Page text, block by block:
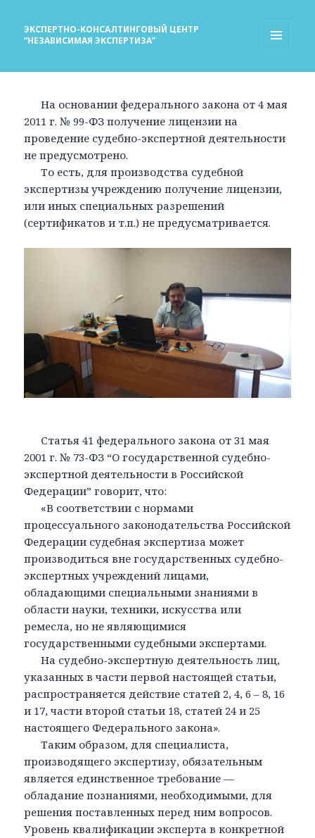
ЭКСПЕРТНО-КОНСАЛТИНГОВЫЙ ЦЕНТР
“НЕЗАВИСИМАЯ ЭКСПЕРТИЗА”
На основании федерального закона от 4 мая
2011 г. № 99-ФЗ получение лицензии на
проведение судебно-экспертной деятельности
не предусмотрено.
То есть, для производства судебной
экспертизы учреждению получение лицензии,
или иных специальных разрешений
(сертификатов и т.п.) не предусматривается.
Статья 41 федерального закона от 31 мая
2001 г. № 73-ФЗ “О государственной судебно-
экспертной деятельности в Российской
Федерации” говорит, что:
«В соответствии с нормами
процессуального законодательства Российской
Федерации судебная экспертиза может
производиться вне государственных судебно-
экспертных учреждений лицами,
обладающими специальными знаниями в
области науки, техники, искусства или
ремесла, но не являющимися
государственными судебными экспертами.
На судебно-экспертную деятельность лиц,
указанных в части первой настоящей статьи,
распространяется действие статей 2, 4, 6 – 8, 16
и 17, части второй статьи 18, статей 24 и 25
настоящего Федерального закона».
Таким образом, для специалиста,
производящего экспертизу, обязательным
является единственное требование —
обладание познаниями, необходимыми, для
решения поставленных перед ним вопросов.
Уровень квалификации эксперта в конкретной